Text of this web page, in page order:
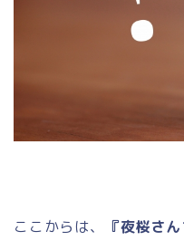
ここからは、 『夜桜さ